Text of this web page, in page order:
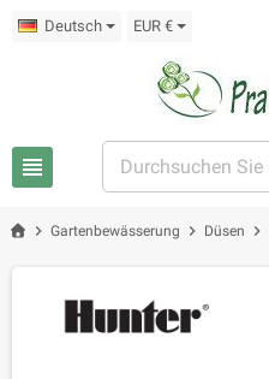
Deutsch EUR €
view_headline
chevron_right Gartenbewässerung chevron_right Düsen chevron_right